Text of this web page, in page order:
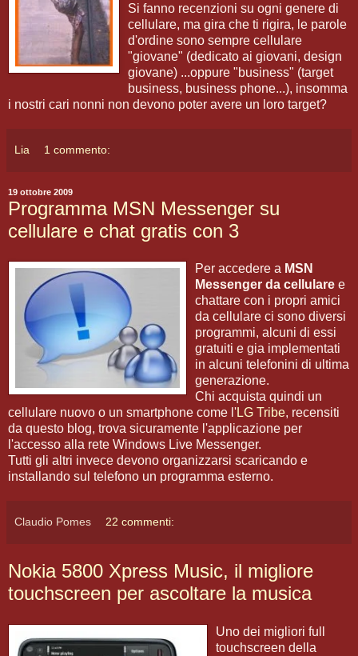
Si fanno recenzioni su ogni genere di
cellulare, ma gira che ti rigira, le parole
d'ordine sono sempre cellulare
"giovane" (dedicato ai giovani, design
giovane) ...oppure "business" (target
business, business phone...), insomma
i nostri cari nonni non devono poter avere un loro target?
Lia 1 commento:
19 ottobre 2009
Programma MSN Messenger su
cellulare e chat gratis con 3
Per accedere a MSN
Messenger da cellulare e
chattare con i propri amici
da cellulare ci sono diversi
programmi, alcuni di essi
gratuiti e gia implementati
in alcuni telefonini di ultima
generazione.
Chi acquista quindi un
cellulare nuovo o un smartphone come l'LG Tribe, recensiti
da questo blog, trova sicuramente l'applicazione per
l'accesso alla rete Windows Live Messenger.
Tutti gli altri invece devono organizzarsi scaricando e
installando sul telefono un programma esterno.
Claudio Pomes 22 commenti:
Nokia 5800 Xpress Music, il migliore
touchscreen per ascoltare la musica
Uno dei migliori full
touchscreen della